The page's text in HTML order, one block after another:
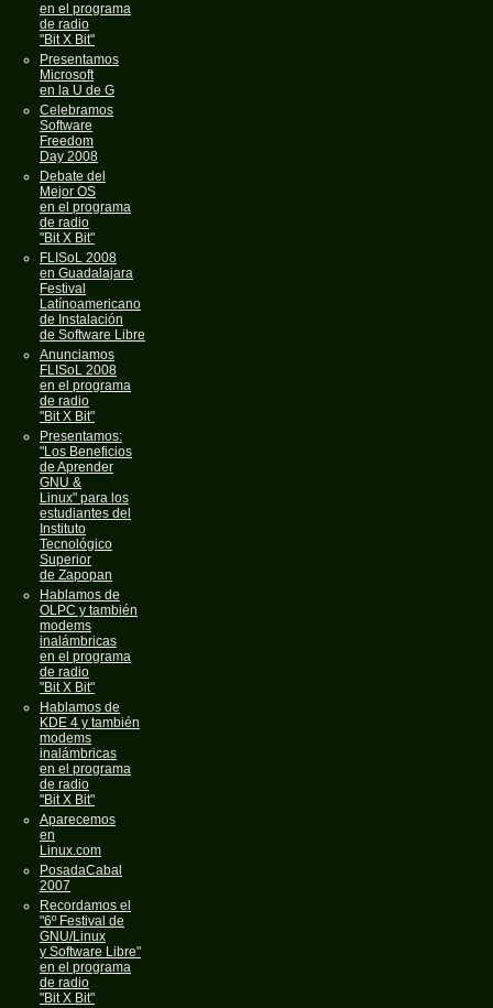
en el programa
de radio
"Bit X Bit"
Presentamos
Microsoft
en la U de G
Celebramos
Software
Freedom
Day 2008
Debate del
Mejor OS
en el programa
de radio
"Bit X Bit"
FLISoL 2008
en Guadalajara
Festival
Latínoamericano
de Instalación
de Software Libre
Anunciamos
FLISoL 2008
en el programa
de radio
"Bit X Bit"
Presentamos:
"Los Beneficios
de Aprender
GNU &
Linux" para los
estudiantes del
Instituto
Tecnológico
Superior
de Zapopan
Hablamos de
OLPC y también
modems
inalámbricas
en el programa
de radio
"Bit X Bit"
Hablamos de
KDE 4 y también
modems
inalámbricas
en el programa
de radio
"Bit X Bit"
Aparecemos
en
Linux.com
PosadaCabal
2007
Recordamos el
"6º Festival de
GNU/Linux
y Software Libre"
en el programa
de radio
"Bit X Bit"